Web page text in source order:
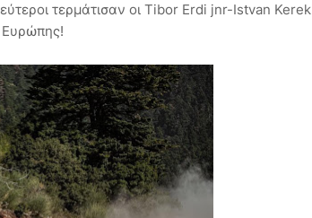
τερμάτισαν οι Tibor Erdi jnr-Istvan Kerek